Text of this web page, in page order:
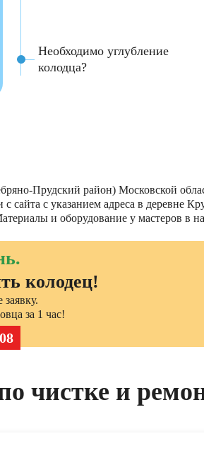
Необходимо углубление
колодца?
Прудский район) Московской
с сайта с указанием адреса в
и оборудование у мастеров в
колодец!
за 1 час!
чистке и